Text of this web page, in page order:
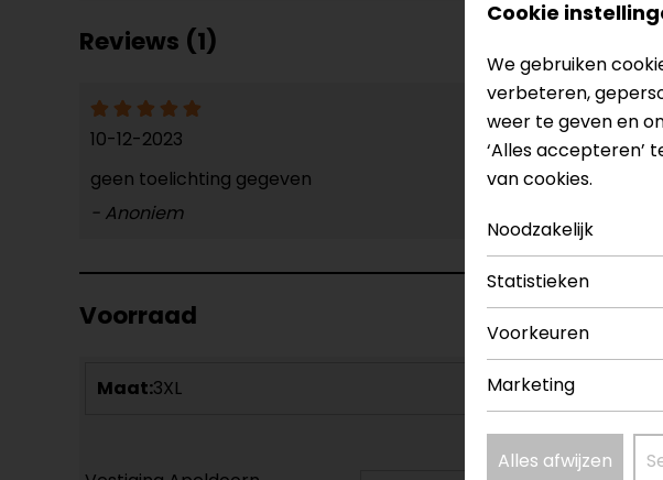
Reviews (1)
10-12-2023
geen toelichting gegeven
- Anoniem
Voorraad
Maat:3XL
Laatst
Cookie
We gebruiken
verbeteren,
weer te geven en
‘Alles accepteren’
van cookies.
Noodzakelijk
Statistieken
Voorkeuren
Marketing
Alles afwijzen